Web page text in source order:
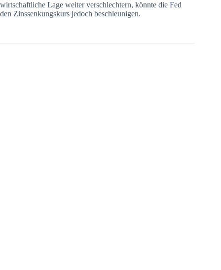
wirtschaftliche Lage weiter verschlechtern, könnte die Fed
den Zinssenkungskurs jedoch beschleunigen.